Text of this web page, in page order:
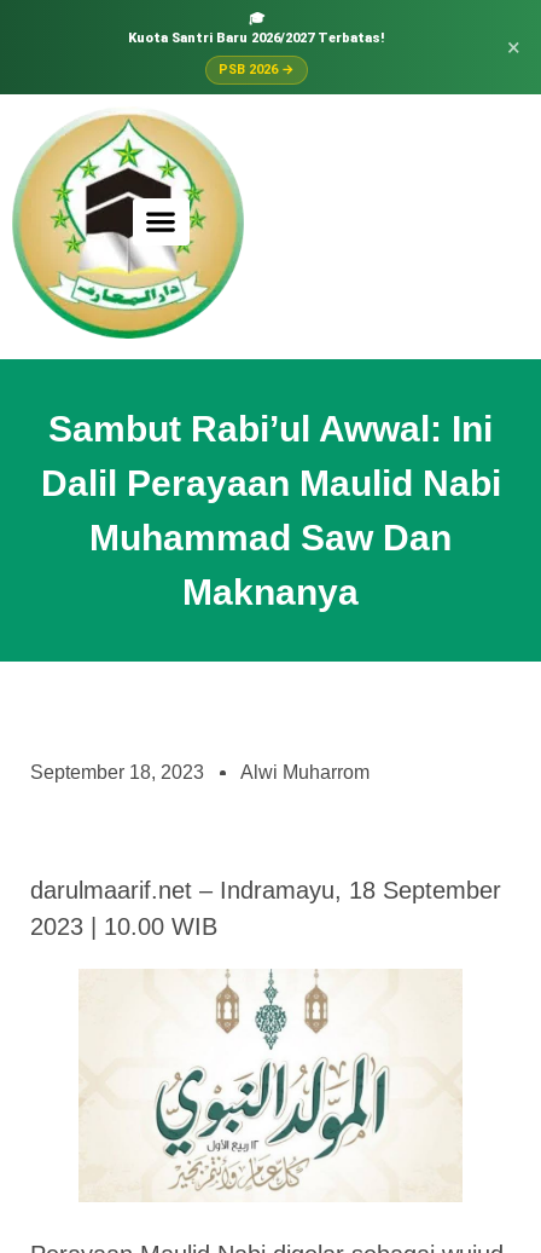
🎓
Kuota Santri Baru 2026/2027 Terbatas!
PSB 2026 →
×
Sambut Rabi’ul Awwal: Ini
Dalil Perayaan Maulid Nabi
Muhammad Saw Dan
Maknanya
September 18, 2023 Alwi Muharrom
darulmaarif.net – Indramayu, 18 September
2023 | 10.00 WIB